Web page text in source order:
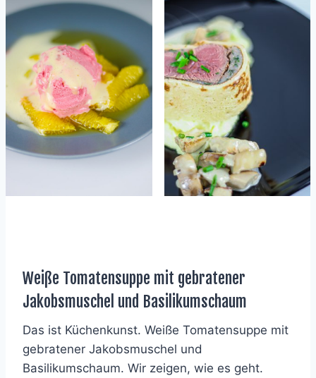
Weiße Tomatensuppe mit gebratener
Jakobsmuschel und Basilikumschaum
Das ist Küchenkunst. Weiße Tomatensuppe mit
gebratener Jakobsmuschel und
Basilikumschaum. Wir zeigen, wie es geht.